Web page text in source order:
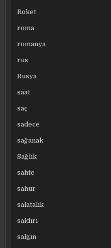
Roket
roma
romanya
rus
Rusya
saat
saç
sadece
sağanak
Sağlık
sahte
sahur
salatalık
saldırı
salgın